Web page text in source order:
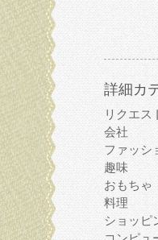
詳細カ
リクエス
会社
ファッシ
趣味
おもちゃ
料理
ショッピ